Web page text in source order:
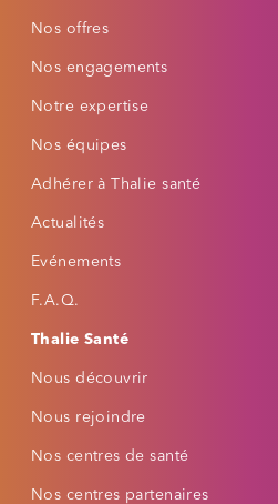
Nos offres
Nos engagements
Notre expertise
Nos équipes
Adhérer à Thalie santé
Actualités
Evénements
F.A.Q.
Thalie Santé
Nous découvrir
Nous rejoindre
Nos centres de santé
Nos centres partenaires
PROFILS RAPIDES
🌙
Épilepsie Basse vision
POLICE
Taille du texte
−
Famille de police
Casse du texte
AIDE À LA LECTURE